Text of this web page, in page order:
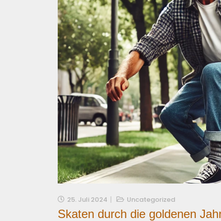
25. Juli 2024 Uncategorized
Skaten durch die goldenen